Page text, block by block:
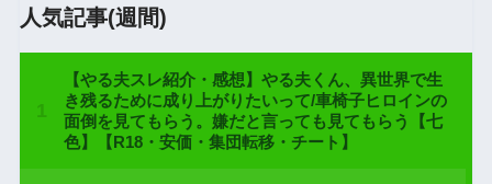
人気記事(週間)